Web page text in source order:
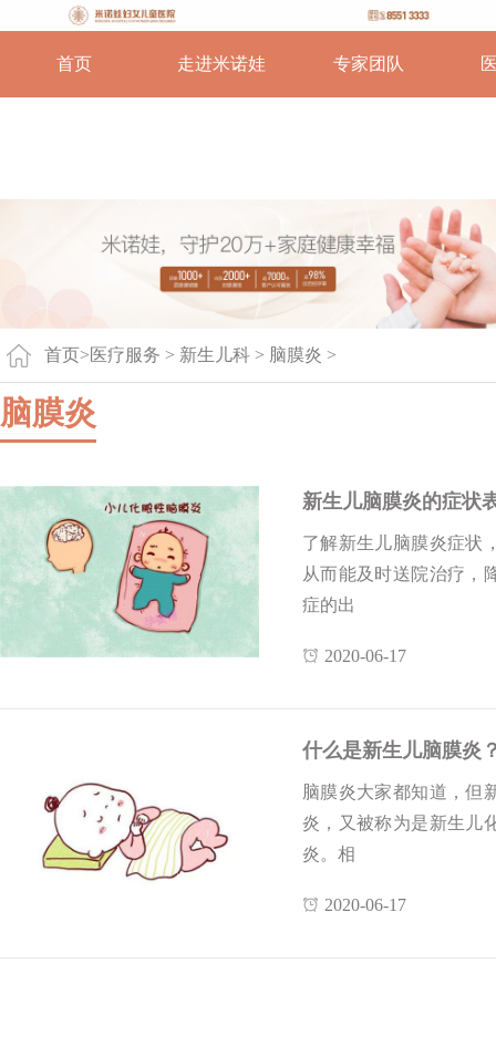
首页 走进米诺娃 专家团队
首页>医疗服务 > 新生儿科 > 脑膜炎 >
脑膜炎
新生儿脑膜炎的症状
了解新生儿脑膜炎症状
从而能及时送院治疗，
症的出
2020-06-17
什么是新生儿脑膜炎
脑膜炎大家都知道，但
炎，又被称为是新生儿
炎。相
2020-06-17